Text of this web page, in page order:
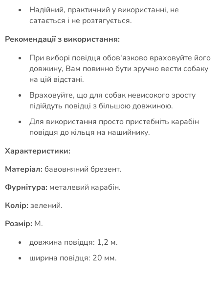
Надійний, практичний у використанні, не
сатається і не розтягується.
Рекомендації з використання:
При виборі повідця обов'язково враховуйте його
довжину, Вам повинно бути зручно вести собаку
на цій відстані.
Враховуйте, що для собак невисокого зросту
підійдуть повідці з більшою довжиною.
Для використання просто пристебніть карабін
повідця до кільця на нашийнику.
Характеристики:
Матеріал: бавовняний брезент.
Фурнітура: металевий карабін.
Колір: зелений.
Розмір: M.
довжина повідця: 1,2 м.
ширина повідця: 20 мм.